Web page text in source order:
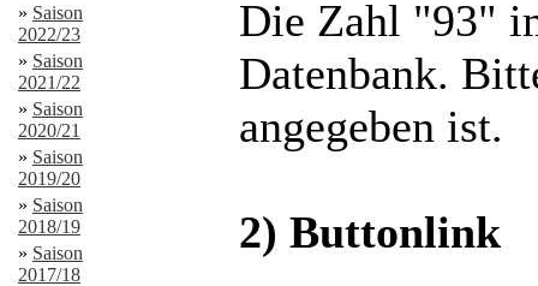
» Saison
2022/23
» Saison
2021/22
» Saison
2020/21
» Saison
2019/20
» Saison
2018/19
» Saison
2017/18
Die Zahl "93"
Datenbank.
angegeben ist.
2) Buttonlink